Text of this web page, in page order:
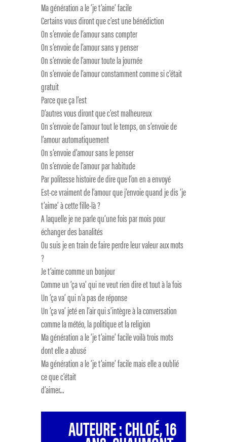
Ma génération a le ‘je t’aime’ facile
Certains vous diront que c’est une bénédiction
On s’envoie de l’amour sans compter
On s’envoie de l’amour sans y penser
On s’envoie de l’amour toute la journée
On s’envoie de l’amour constamment comme si c’était
gratuit
Parce que ça l’est
D’autres vous diront que c’est malheureux
On s’envoie de l’amour tout le temps, on s’envoie de
l’amour automatiquement
On s’envoie d’amour sans le penser
On s’envoie de l’amour par habitude
Par politesse histoire de dire que l’on en a envoyé
Est-ce vraiment de l’amour que j’envoie quand je dis ‘je
t’aime’ à cette fille-là ?
A laquelle je ne parle qu’une fois par mois pour
échanger des banalités
Ou suis je en train de faire perdre leur valeur aux mots
?
Je t’aime comme un bonjour
Comme un ‘ça va’ qui ne veut rien dire et tout à la fois
Un ‘ça va’ qui n’a pas de réponse
Un ‘ça va’ jeté en l’air qui s’intègre à la conversation
comme la météo, la politique et la religion
Ma génération a le ‘je t’aime’ facile voilà trois mots
dont elle a abusé
Ma génération a le ‘je t’aime’ facile mais elle a oublié
ce que c’était
d’aimer…
AUTEURE : CHLOÉ, 16